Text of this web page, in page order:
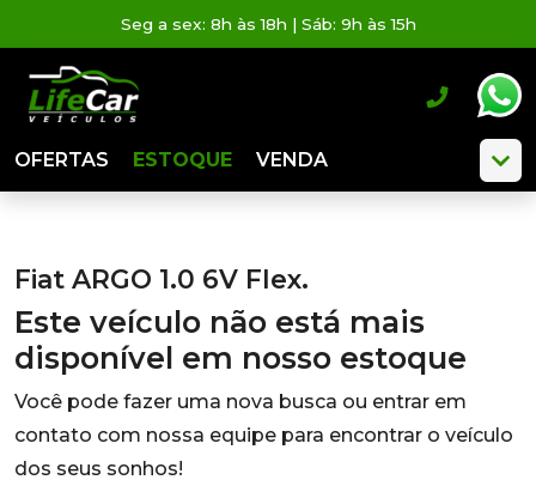
Seg a sex: 8h às 18h | Sáb: 9h às 15h
OFERTAS ESTOQUE VENDA
Fiat ARGO 1.0 6V Flex.
Este veículo não está mais
disponível em nosso estoque
Você pode fazer uma nova busca ou entrar em
contato com nossa equipe para encontrar o veículo
dos seus sonhos!